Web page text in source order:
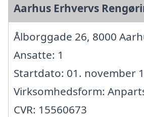
Aarhus Erhvervs
Ålborggade 26, 8000
Ansatte: 1
Startdato: 01. november
Virksomhedsform:
CVR: 15560673